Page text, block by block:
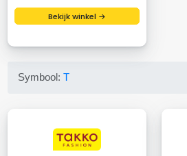
Bekijk winkel →
Symbool:T